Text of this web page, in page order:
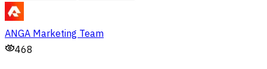
ANGA Marketing Team
468